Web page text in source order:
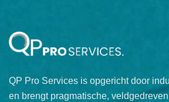
QP Pro Services is opgericht door
en brengt pragmatische,